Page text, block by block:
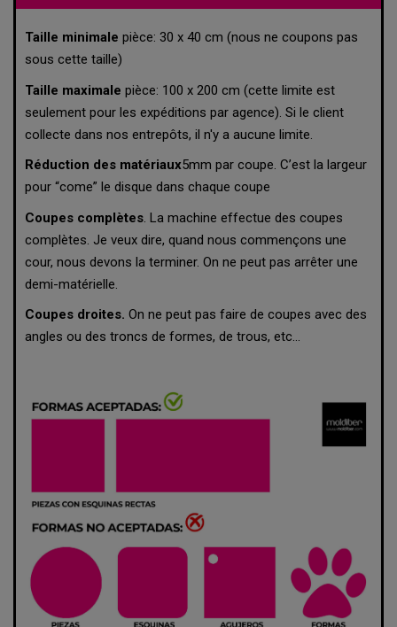
Taille minimale pièce: 30 x 40 cm (nous ne coupons pas
sous cette taille)
Taille maximale pièce: 100 x 200 cm (cette limite est
seulement pour les expéditions par agence). Si le client
collecte dans nos entrepôts, il n'y a aucune limite.
Réduction des matériaux5mm par coupe. C’est la largeur
pour “come” le disque dans chaque coupe
Coupes complètes. La machine effectue des coupes
complètes. Je veux dire, quand nous commençons une
cour, nous devons la terminer. On ne peut pas arrêter une
demi-matérielle.
Coupes droites. On ne peut pas faire de coupes avec des
angles ou des troncs de formes, de trous, etc...